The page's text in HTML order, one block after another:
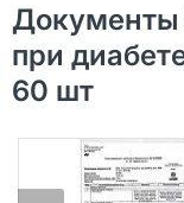
при
60 шт